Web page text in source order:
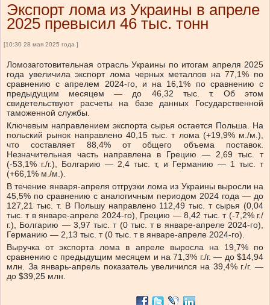
Экспорт лома из Украины в апреле
2025 превысил 46 тыс. тонн
[10:30 28 мая 2025 года ]
Ломозаготовительная отрасль Украины по итогам апреля 2025
года увеличила экспорт лома черных металлов на 77,1% по
сравнению с апрелем 2024-го, и на 16,1% по сравнению с
предыдущим месяцем — до 46,32 тыс. т. Об этом
свидетельствуют расчеты на базе данных Государственной
таможенной службы.
Ключевым направлением экспорта сырья остается Польша. На
польский рынок направлено 40,15 тыс. т лома (+19,9% м./м.),
что составляет 88,4% от общего объема поставок.
Незначительная часть направлена в Грецию — 2,69 тыс. т
(-53,1% г./г.), Болгарию — 2,4 тыс. т, и Германию — 1 тыс. т
(+66,1% м./м.).
В течение января-апреля отгрузки лома из Украины выросли на
45,5% по сравнению с аналогичным периодом 2024 года — до
127,21 тыс. т. В Польшу направлено 112,49 тыс. т сырья (0,04
тыс. т в январе-апреле 2024-го), Грецию — 8,42 тыс. т (-7,2% г./
г.), Болгарию — 3,97 тыс. т (0 тыс. т в январе-апреле 2024-го),
Германию — 2,13 тыс. т (0 тыс. т в январе-апреле 2024-го).
Выручка от экспорта лома в апреле выросла на 19,7% по
сравнению с предыдущим месяцем и на 71,3% г./г. — до $14,94
млн. За январь-апрель показатель увеличился на 39,4% г./г. —
до $39,25 млн.